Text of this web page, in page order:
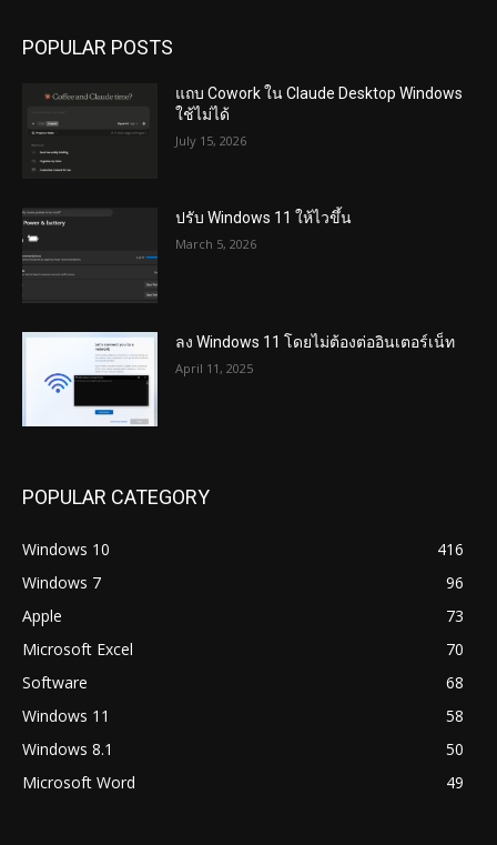
POPULAR POSTS
แถบ Cowork ใน Claude Desktop Windows
ใช้ไม่ได้
July 15, 2026
ปรับ Windows 11 ให้ไวขึ้น
March 5, 2026
ลง Windows 11 โดยไม่ต้องต่ออินเตอร์เน็ท
April 11, 2025
POPULAR CATEGORY
Windows 10
416
Windows 7
96
Apple
73
Microsoft Excel
70
Software
68
Windows 11
58
Windows 8.1
50
Microsoft Word
49